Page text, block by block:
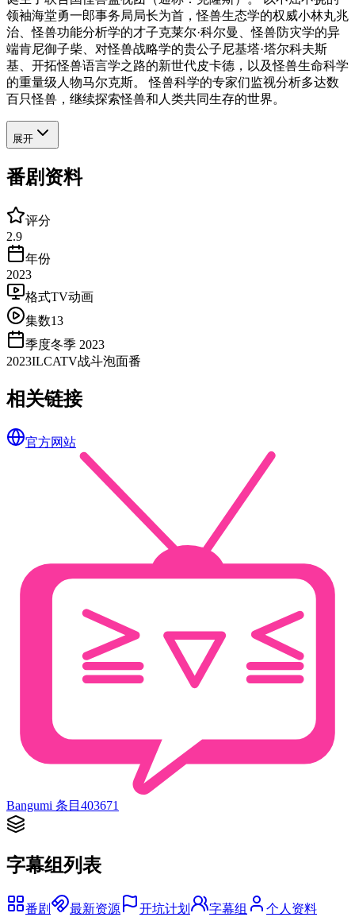
领袖海堂勇一郎事务局局长为首，怪兽生态学的权威小林丸兆
治、怪兽功能分析学的才子克莱尔·科尔曼、怪兽防灾学的异
端肯尼御子柴、对怪兽战略学的贵公子尼基塔·塔尔科夫斯
基、开拓怪兽语言学之路的新世代皮卡德，以及怪兽生命科学
的重量级人物马尔克斯。 怪兽科学的专家们监视分析多达数
百只怪兽，继续探索怪兽和人类共同生存的世界。
展开
番剧资料
评分
2.9
年份
2023
格式TV动画
集数13
季度冬季 2023
2023ILCATV战斗泡面番
相关链接
官方网站
Bangumi 条目 403671
字幕组列表
番剧 最新资源 开坑计划 字幕组 个人资料